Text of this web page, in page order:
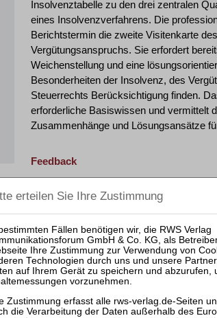
Insolvenztabelle zu den drei zentralen
eines Insolvenzverfahrens. Die
Berichtstermin die zweite Visitenkarte
Vergütungsanspruchs. Sie erfordert
Weichenstellung und eine
Besonderheiten der Insolvenz, des
Steuerrechts Berücksichtigung finden.
erforderliche Basiswissen und vermittelt
Zusammenhänge und Lösungsansätze
Feedback
„Bringt alles auf den Punkt. Die
„Das Webinar war sehr informativ
beantwortet.“
"Sehr praxisnah und anschaulich
weiterempfehlen." (2025)
Kosten
549,00 € zzgl. MwSt. (= brutto 653,31 €)